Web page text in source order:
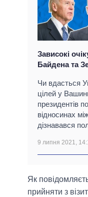
Зависокі
Байдена та
Чи вдасться
цілей у
президентів
відносинах
дізнавався
9 липня 2021,
Як
прийняти з